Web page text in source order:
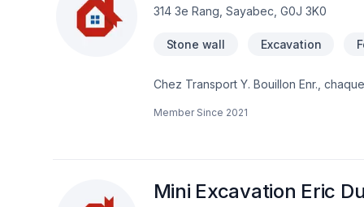
314 3e Rang, Sayabec, G0J 3K0
Stone wall Excavation
Chez Transport Y. Bouillon Enr.,
Îles-de-la-Madeleine. Notre mission :
Member Since 2021
Mini Excavation Eric